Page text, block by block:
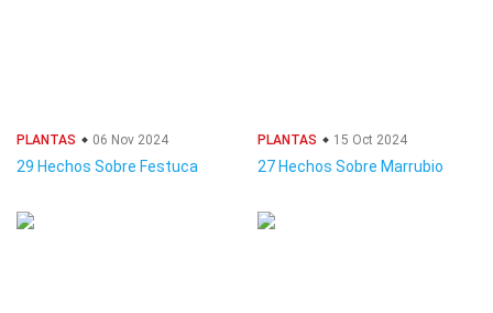
PLANTAS 06 Nov 2024
29 Hechos Sobre Festuca
PLANTAS 15 Oct 2024
27 Hechos Sobre Marrubio